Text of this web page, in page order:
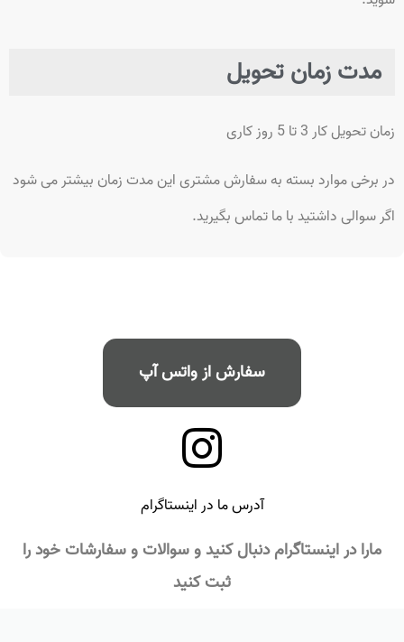
مدت زمان تحویل
زمان تحویل کار 3 تا 5 روز کاری
در برخی موارد بسته به سفارش مشتری این مدت زمان بیشتر می شود
اگر سوالی داشتید با ما تماس بگیرید.
سفارش از واتس آپ
آدرس ما در اینستاگرام
مارا در اینستاگرام دنبال کنید و سوالات و سفارشات خود را
ثبت کنید